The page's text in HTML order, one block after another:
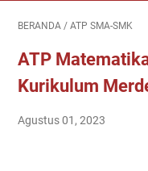
BERANDA / ATP SMA-SMK
ATP
Kurikulum
Agustus 01, 2023